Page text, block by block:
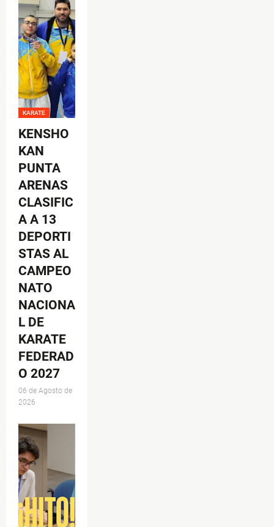
KARATE
KENSHO
KAN
PUNTA
ARENAS
CLASIFIC
A A 13
DEPORTI
STAS AL
CAMPEO
NATO
NACIONA
L DE
KARATE
FEDERAD
O 2027
06 de Agosto de
2026